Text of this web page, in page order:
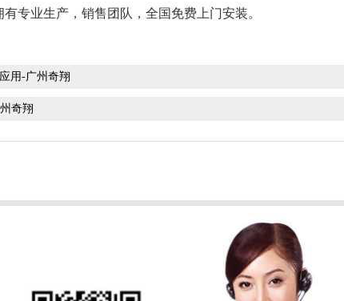
专业生产，销售团队，全国免费上门安装。
用-广州奇翔
奇翔